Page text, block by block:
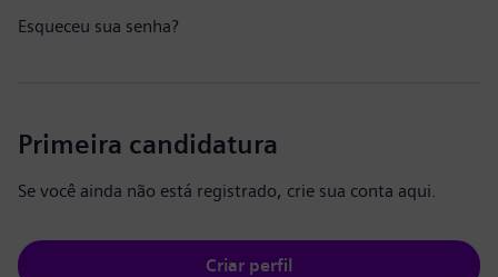
Esqueceu sua senha?
Primeira candidatura
Se você ainda não está registrado, crie sua conta aqui.
Criar perfil